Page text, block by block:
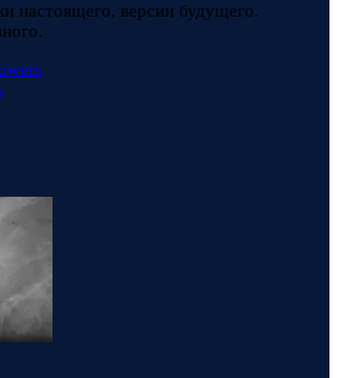
настоящего, версии будущего.